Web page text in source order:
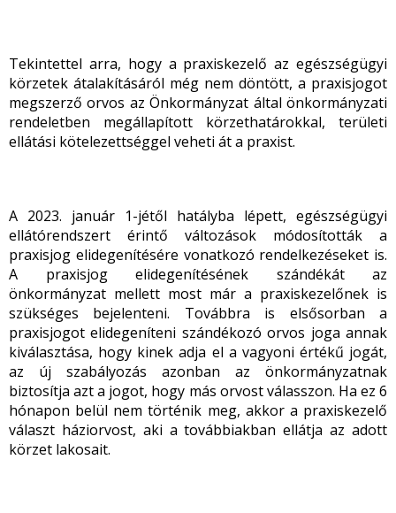
Tekintettel arra, hogy a praxiskezelő az egészségügyi
körzetek átalakításáról még nem döntött, a praxisjogot
megszerző orvos az Önkormányzat által önkormányzati
rendeletben megállapított körzethatárokkal, területi
ellátási kötelezettséggel veheti át a praxist.
A 2023. január 1-jétől hatályba lépett, egészségügyi
ellátórendszert érintő változások módosították a
praxisjog elidegenítésére vonatkozó rendelkezéseket is.
A praxisjog elidegenítésének szándékát az
önkormányzat mellett most már a praxiskezelőnek is
szükséges bejelenteni. Továbbra is elsősorban a
praxisjogot elidegeníteni szándékozó orvos joga annak
kiválasztása, hogy kinek adja el a vagyoni értékű jogát,
az új szabályozás azonban az önkormányzatnak
biztosítja azt a jogot, hogy más orvost válasszon. Ha ez 6
hónapon belül nem történik meg, akkor a praxiskezelő
választ háziorvost, aki a továbbiakban ellátja az adott
körzet lakosait.